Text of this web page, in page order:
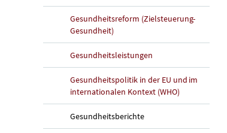
Gesundheitsreform (Zielsteuerung-
Gesundheit)
Gesundheitsleistungen
Gesundheitspolitik in der EU und im
internationalen Kontext (WHO)
Gesundheitsberichte